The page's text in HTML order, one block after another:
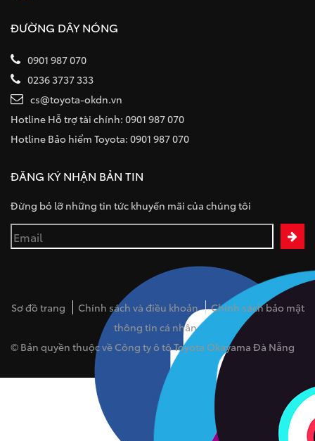
ĐƯỜNG DÂY NÓNG
0901 987 070
0236 3737 333
cs@toyota-okdn.vn
Hotline Hỗ trợ tài chính: 0901 987 070
Hotline Bảo hiểm Toyota: 0901 987 070
ĐĂNG KÝ NHẬN BẢN TIN
Đừng bỏ lỡ những tin tức khuyến mãi của chúng tôi
Sơ đồ trang Chính sách và điều khoản
Chính sách bảo mật
thông tin cá nhân
© Bản quyền thuộc về Công ty ô tô Toyota Okayama Đà Nẵng